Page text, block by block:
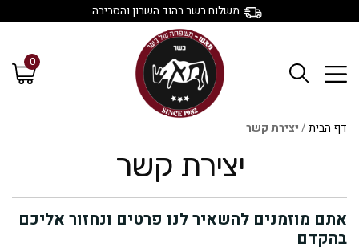
משלוח בשר בהוד השרון והסביבה
0
יצירת קשר
דף הבית/יצירת קשר
אתם מוזמנים להשאיר לנו פרטים ונחזור אליכם
בהקדם